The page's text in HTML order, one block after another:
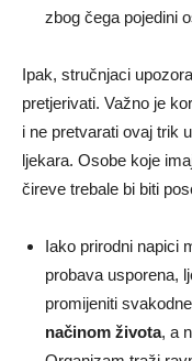
zbog čega pojedini
Ipak, stručnjaci
pretjerivati. Važno je
i ne pretvarati ovaj trik
ljekara. Osobe koje
čireve trebale bi biti
Iako prirodni napici
probava usporena,
promijeniti
načinom života, a